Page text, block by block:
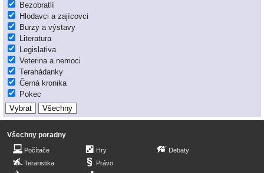
Bezobratlí
Hlodavci a zajícovci
Burzy a výstavy
Literatura
Legislativa
Veterina a nemoci
Terahádanky
Černá kronika
Pokec
Všechny poradny
Počítače
Teraristika
Hry
Právo
Debaty